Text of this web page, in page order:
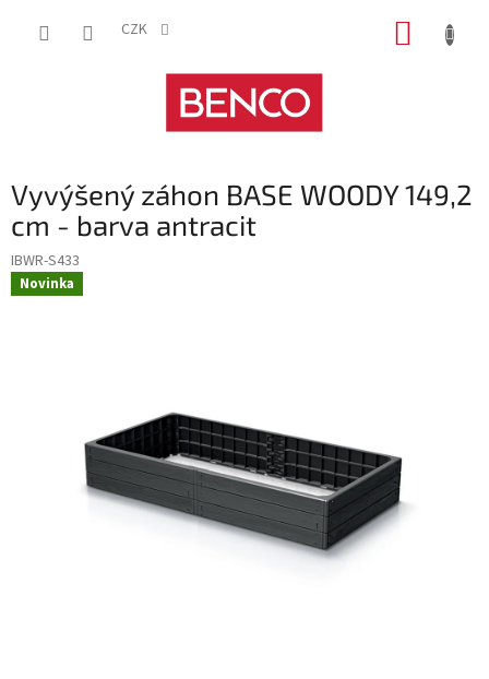
CZK
Vyvýšený záhon BASE WOODY 149,2
cm - barva antracit
IBWR-S433
Novinka